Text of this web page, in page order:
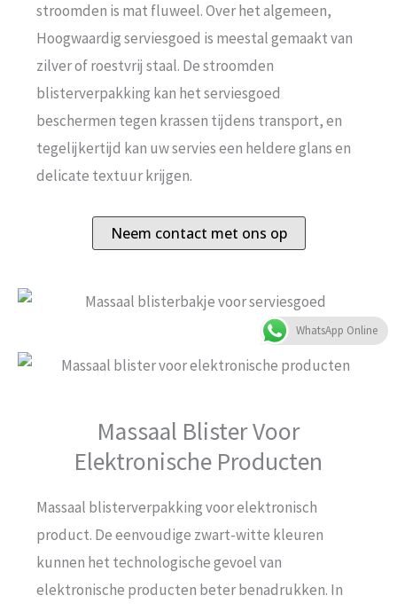
stroomden is mat fluweel. Over het algemeen,
Hoogwaardig serviesgoed is meestal gemaakt van
zilver of roestvrij staal. De stroomden
blisterverpakking kan het serviesgoed
beschermen tegen krassen tijdens transport, en
tegelijkertijd kan uw servies een heldere glans en
delicate textuur krijgen.
Neem contact met ons op
Massaal Blister Voor
Elektronische Producten
Massaal blisterverpakking voor elektronisch
product. De eenvoudige zwart-witte kleuren
kunnen het technologische gevoel van
elektronische producten beter benadrukken. In
WhatsApp Online